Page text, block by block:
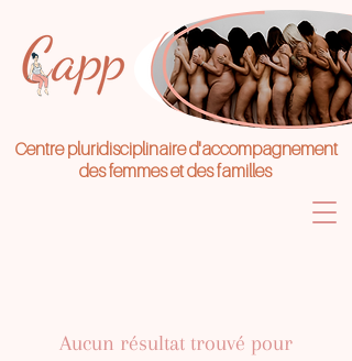
Centre pluridisciplinaire d'accompagnement
des femmes et des familles
Aucun résultat trouvé pour